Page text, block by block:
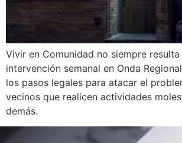
Vivir en Comunidad no siempre
intervención semanal en Onda
los pasos legales para atacar el
vecinos que realicen actividades
demás.